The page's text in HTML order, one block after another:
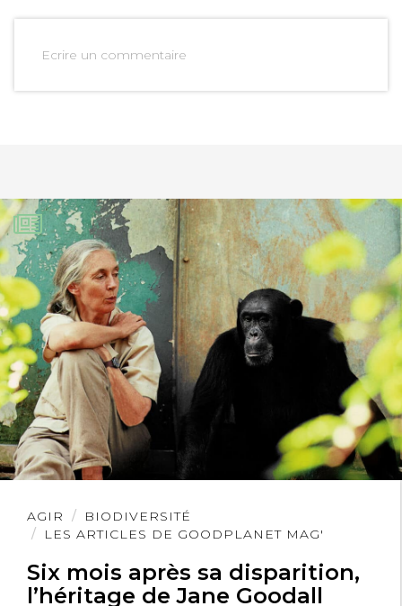
Ecrire un commentaire
AGIR
BIODIVERSITÉ
LES ARTICLES DE GOODPLANET MAG'
Six mois après sa disparition,
l’héritage de Jane Goodall
Lire
l'article